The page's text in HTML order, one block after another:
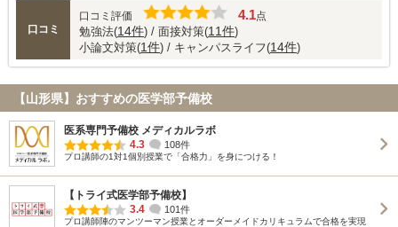
口コミ
口コミ評価 4.1点
勉強法(14件) / 面接対策(11件)
小論文対策(1件) / キャンパスライフ(14件)
【山形県】おすすめの医学部予備校
医系専門予備校 メディカルラボ
4.3
108件
プロ講師の1対1個別授業で「合格力」を身につける！
【トライ式医学部予備校】
3.4
101件
プロ講師陣のマンツーマン授業とオーダーメイドカリキュラムで合格を実現